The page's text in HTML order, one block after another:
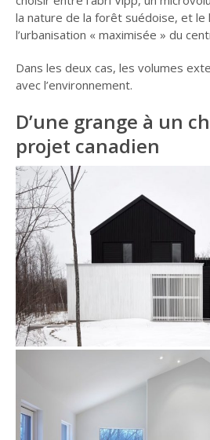
la nature de la forêt suédoise, et le
l’urbanisation « maximisée » du
Dans les deux cas, les volumes
avec l’environnement.
D’une grange à un
projet canadien